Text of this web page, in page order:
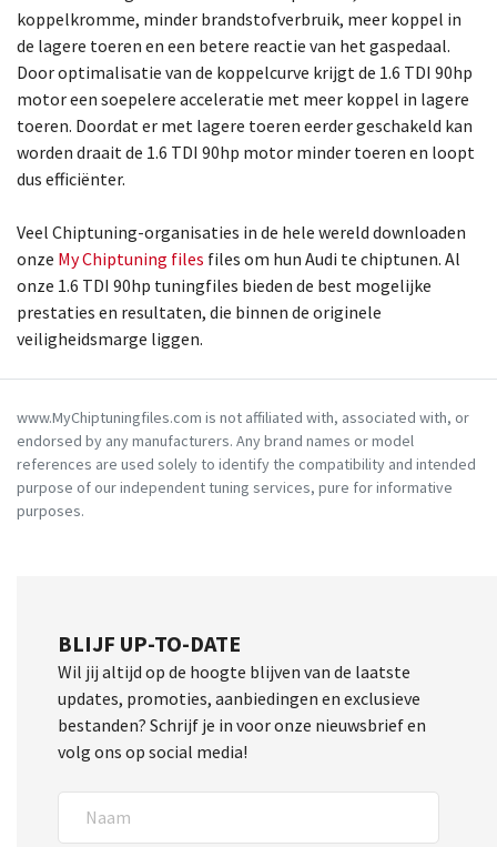
koppelkromme, minder brandstofverbruik, meer koppel in
de lagere toeren en een betere reactie van het gaspedaal.
Door optimalisatie van de koppelcurve krijgt de 1.6 TDI 90hp
motor een soepelere acceleratie met meer koppel in lagere
toeren. Doordat er met lagere toeren eerder geschakeld kan
worden draait de 1.6 TDI 90hp motor minder toeren en loopt
dus efficiënter.
Veel Chiptuning-organisaties in de hele wereld downloaden
onze My Chiptuning files files om hun Audi te chiptunen. Al
onze 1.6 TDI 90hp tuningfiles bieden de best mogelijke
prestaties en resultaten, die binnen de originele
veiligheidsmarge liggen.
www.MyChiptuningfiles.com is not affiliated with, associated with, or
endorsed by any manufacturers. Any brand names or model
references are used solely to identify the compatibility and intended
purpose of our independent tuning services, pure for informative
purposes.
BLIJF UP-TO-DATE
Wil jij altijd op de hoogte blijven van de laatste
updates, promoties, aanbiedingen en exclusieve
bestanden? Schrijf je in voor onze nieuwsbrief en
volg ons op social media!